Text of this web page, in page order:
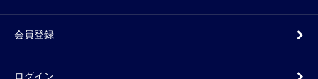
会員登録
ログイン